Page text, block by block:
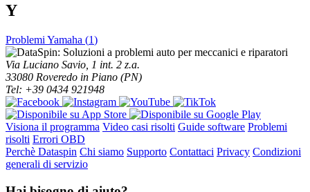
Y
Problemi Yamaha (1)
Via Luciano Savio, 1 int. 2 z.a.
33080 Roveredo in Piano (PN)
Tel: +39 0434 921948
Visiona il programma Video casi risolti Guide software Problemi
risolti Errori OBD
Perchè Dataspin Chi siamo Supporto Contattaci Privacy Condizioni
generali di servizio